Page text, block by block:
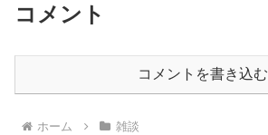
コメント
コメントを書き込む
ホーム 雑談